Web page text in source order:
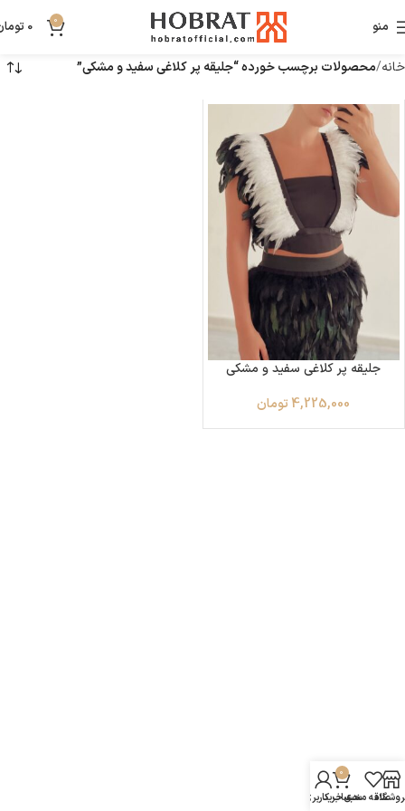
منو 0
0
خانه محصولات برچسب خورده “جلیقه پر کلاغی سفید و مشکی”
جلیقه پر کلاغی سفید و مشکی
4,225,000 تومان
علاقه مندی
0
سبد خرید
حساب کاربری من